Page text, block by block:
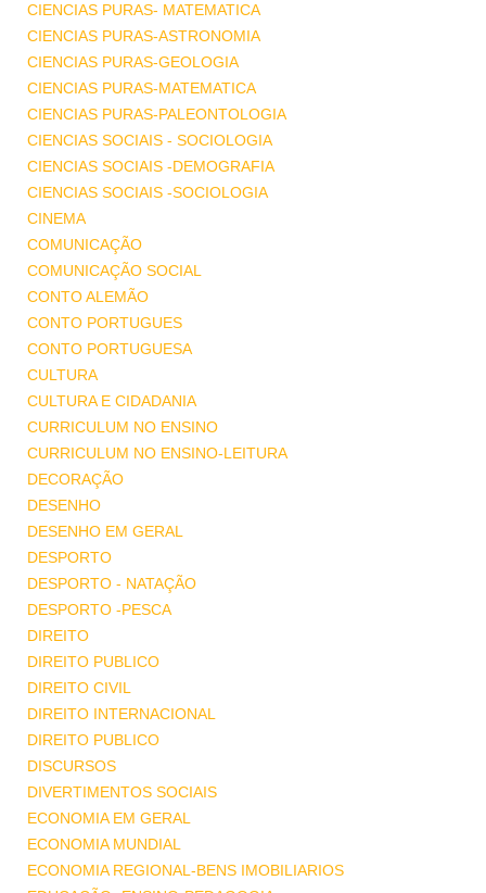
CIENCIAS PURAS- MATEMATICA
CIENCIAS PURAS-ASTRONOMIA
CIENCIAS PURAS-GEOLOGIA
CIENCIAS PURAS-MATEMATICA
CIENCIAS PURAS-PALEONTOLOGIA
CIENCIAS SOCIAIS - SOCIOLOGIA
CIENCIAS SOCIAIS -DEMOGRAFIA
CIENCIAS SOCIAIS -SOCIOLOGIA
CINEMA
COMUNICAÇÃO
COMUNICAÇÃO SOCIAL
CONTO ALEMÃO
CONTO PORTUGUES
CONTO PORTUGUESA
CULTURA
CULTURA E CIDADANIA
CURRICULUM NO ENSINO
CURRICULUM NO ENSINO-LEITURA
DECORAÇÃO
DESENHO
DESENHO EM GERAL
DESPORTO
DESPORTO - NATAÇÃO
DESPORTO -PESCA
DIREITO
DIREITO PUBLICO
DIREITO CIVIL
DIREITO INTERNACIONAL
DIREITO PUBLICO
DISCURSOS
DIVERTIMENTOS SOCIAIS
ECONOMIA EM GERAL
ECONOMIA MUNDIAL
ECONOMIA REGIONAL-BENS IMOBILIARIOS